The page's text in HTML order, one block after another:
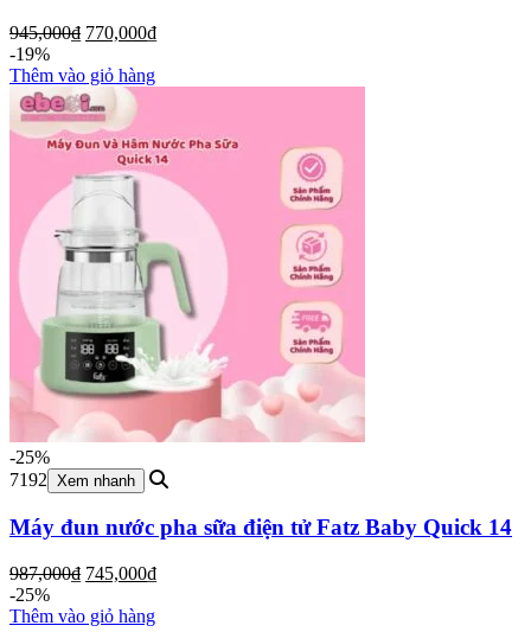
945,000₫ Giá
là:
945,000₫.
770,000₫Giá
-19%
Thêm vào giỏ hàng
-25%
7192 Xem nhanh
Máy đun nước pha sữa điện tử Fatz Baby Quick 14
987,000₫ Giá
là:
745,000₫Giá
-25%
Thêm vào giỏ hàng